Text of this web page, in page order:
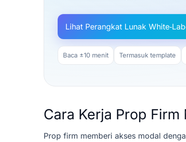
Lihat Perangkat Lunak
Baca ±10 menit Termasuk template
Cara Kerja Prop Firm
Prop firm memberi akses modal